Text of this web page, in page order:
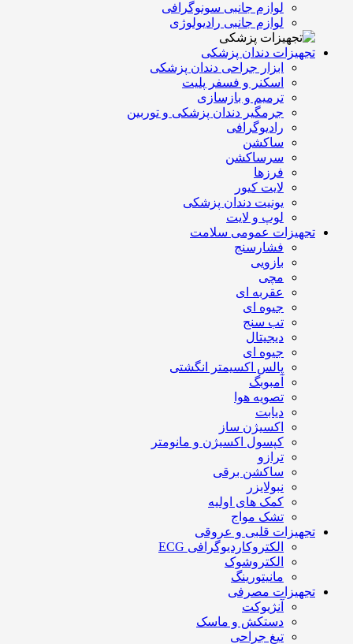
لوازم جانبی سونوگرافی
لوازم جانبی رادیولوژی
تجهیزات دندان پزشکی
ابزار جراحی دندان پزشکی
اسکنر و فسفر پلیت
ترمیم و بازسازی
جرمگیر دندان پزشکی و توربین
رادیوگرافی
ساکشن
سرساکشن
فرزها
لایت کیور
یونیت دندان پزشکی
لوپ و لایت
تجهیزات عمومی سلامت
فشارسنج
بازویی
مچی
عقربه ای
جیوه ای
تب سنج
دیجیتال
جیوه ای
پالس اکسیمتر انگشتی
آمبوبگ
تصویه هوا
دیابت
اکسیژن ساز
کپسول اکسیژن و مانومتر
ترازو
ساکشن برقی
نبولایزر
کمک های اولیه
تشک مواج
تجهیزات قلبی و عروقی
الکتروکاردیوگرافی ECG
الکتروشوک
مانیتورینگ
تجهیزات مصرفی
آنژیوکت
دستکش و ماسک
تیغ جراحی